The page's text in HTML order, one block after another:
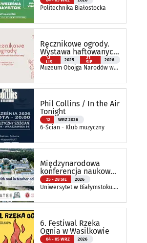
Politechnika Białostocka
Ręcznikowe ogrody.
Wystawa haftowanych
tkanin inspirowanych
naturą
13
LIS
2025
31
SIE
2026
Muzeum Obojga Narodów w
Muzeum Podlaskiego w
Phil Collins / In the Air
Tonight
12 WRZ 2026
6-Ścian - Klub muzyczny
Międzynarodowa
konferencja naukowa
ATEE Annual
Conference 2026
25 - 28 SIE 2026
Uniwersytet w Białymstoku.
6. Festiwal Rzeka
Ognia w Wasilkowie
04 - 05 WRZ 2026